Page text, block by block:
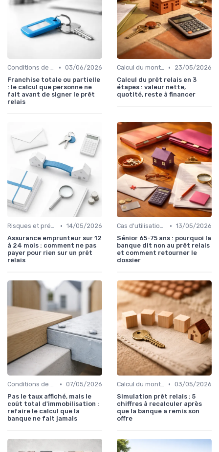
Conditions de remboursement • 03/06/2026
Franchise totale ou partielle
: le calcul que personne ne
fait avant de signer le prêt
relais
Calcul du montant du prêt •
23/05/2026
Calcul du prêt relais en 3
étapes : valeur nette,
quotité, reste à financer
Risques et précautions • 14/05/2026
Assurance emprunteur sur 12
à 24 mois : comment ne pas
payer pour rien sur un prêt
relais
Cas d'utilisation typiques • 13/05/2026
Sénior 65-75 ans : pourquoi la
banque dit non au prêt relais
et comment retourner le
dossier
Conditions de remboursement • 07/05/2026
Pas le taux affiché, mais le
coût total d'immobilisation :
refaire le calcul que la
banque ne fait jamais
Calcul du montant du prêt • 03/05/2026
Simulation prêt relais : 5
chiffres à recalculer après
que la banque a remis son
offre